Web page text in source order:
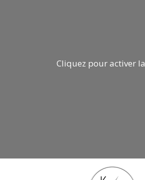
Cliquez pour activer